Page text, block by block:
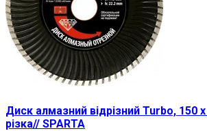
Диск алмазний відрізний Turbo, 150
різка// SPARTA